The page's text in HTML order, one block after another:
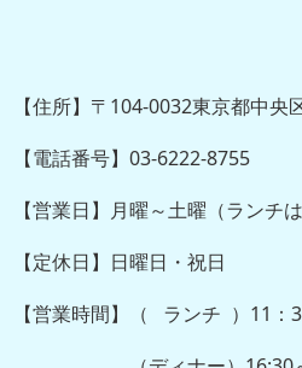
【住所】〒104-0032東京都中央
【電話番号】03-6222-8755
【営業日】月曜～土曜（ランチ
【定休日】日曜日・祝日
【営業時間】（ ランチ ）11：